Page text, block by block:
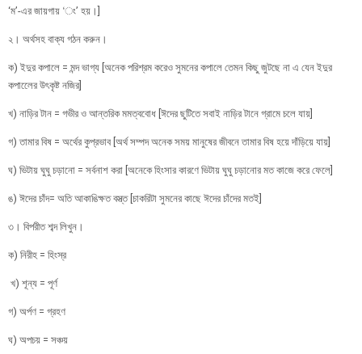
‘ম’-এর জায়গায় ‘ং’ হয়।]
২। অর্থসহ বাক্য গঠন করুন।
ক) ইদুর কপালে = মন্দ ভাগ্য [অনেক পরিশ্রম করেও সুমনের কপালে তেমন কিছু জুটছে না এ যেন ইদুর
কপালেের উৎকৃষ্ট নজির]
খ) নাড়ির টান = গভীর ও আন্তরিক মমত্ববোধ [ঈদের ছুটিতে সবাই নাড়ির টানে গ্রামে চলে যায়]
গ) তামার বিষ = অর্থের কুপ্রভাব [অর্থ সম্পদ অনেক সময় মানুষের জীবনে তামার বিষ হয়ে দাঁড়িয়ে যায়]
ঘ) ভিটায় ঘুঘু চড়ানাে = সর্বনাশ করা [অনেকে হিংসার কারণে ভিটায় ঘুঘু চড়ানাের মত কাজে করে ফেলে]
ঙ) ঈদের চাঁদ= অতি আকাঙিক্ষত বস্ত্ত [চাকরিটা সুমনের কাছে ঈদের চাঁদের মতই]
৩। বিপরীত শব্দ লিখুন।
ক) নিরীহ = হিংস্র
খ) শূন্য = পূর্ণ
গ) অর্পণ = গ্রহণ
ঘ) অপচয় = সঞ্চয়